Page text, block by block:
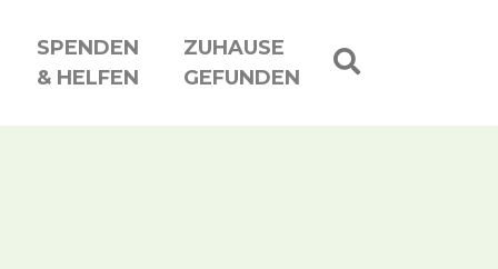
SPENDEN
& HELFEN
ZUHAUSE
GEFUNDEN